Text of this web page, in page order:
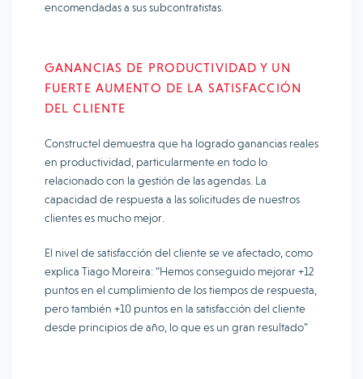
encomendadas a sus subcontratistas.
GANANCIAS DE PRODUCTIVIDAD Y UN
FUERTE AUMENTO DE LA SATISFACCIÓN
DEL CLIENTE
Constructel demuestra que ha logrado ganancias reales
en productividad, particularmente en todo lo
relacionado con la gestión de las agendas. La
capacidad de respuesta a las solicitudes de nuestros
clientes es mucho mejor.
El nivel de satisfacción del cliente se ve afectado, como
explica Tiago Moreira: “Hemos conseguido mejorar +12
puntos en el cumplimiento de los tiempos de respuesta,
pero también +10 puntos en la satisfacción del cliente
desde principios de año, lo que es un gran resultado”